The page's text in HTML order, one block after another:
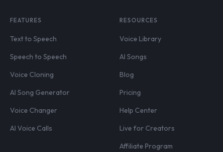
FEATURES
Text to Speech
Speech to Speech
Voice Cloning
AI Song Generator
Voice Changer
AI Voice Calls
RESOURCES
Voice Library
AI Songs
Blog
Pricing
Help Center
Live for Creators
Affiliate Program